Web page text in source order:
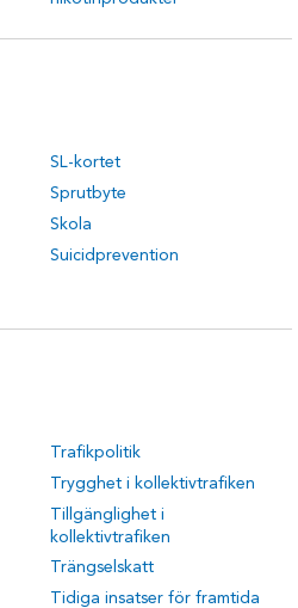
SL-kortet
Sprutbyte
Skola
Suicidprevention
Trafikpolitik
Trygghet i kollektivtrafiken
Tillgänglighet i
kollektivtrafiken
Trängselskatt
Tidiga insatser för framtida